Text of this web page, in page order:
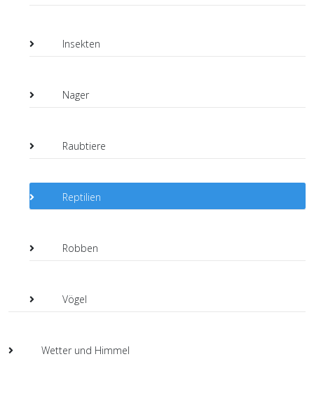
Insekten
Nager
Raubtiere
Reptilien
Robben
Vögel
Wetter und Himmel